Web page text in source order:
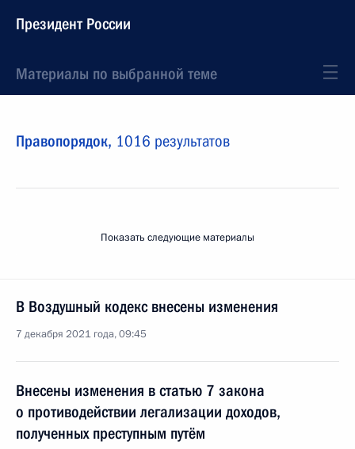
Президент России
Материалы по выбранной теме
Правопорядок, 1016 результатов
Показать следующие материалы
В Воздушный кодекс внесены изменения
7 декабря 2021 года, 09:45
Внесены изменения в статью 7 закона
о противодействии легализации доходов,
полученных преступным путём